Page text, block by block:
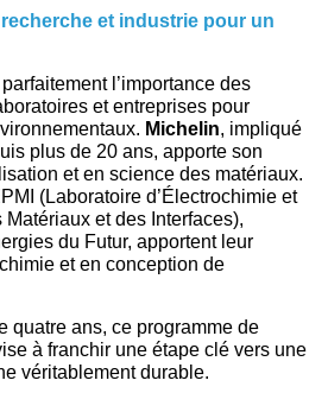
et industrie pour un
l’importance des
et entreprises pour
Michelin, impliqué
plus de 20 ans, apporte son
et en science des matériaux.
(Laboratoire d’Électrochimie et
et des Interfaces),
du Futur, apportent leur
et en conception de
quatre ans, ce programme de
à franchir une étape clé vers une
véritablement durable.